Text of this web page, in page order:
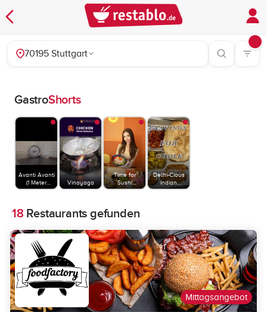
70195 Stuttgart
GastroShorts
Avanti Avanti
(1 Meter
Pizza)
Vinayaga
Time for
Sushi
Stuttgart
Delhi-Cious
Indian
Restaurant
18 Restaurants gefunden
Mittagsangebot